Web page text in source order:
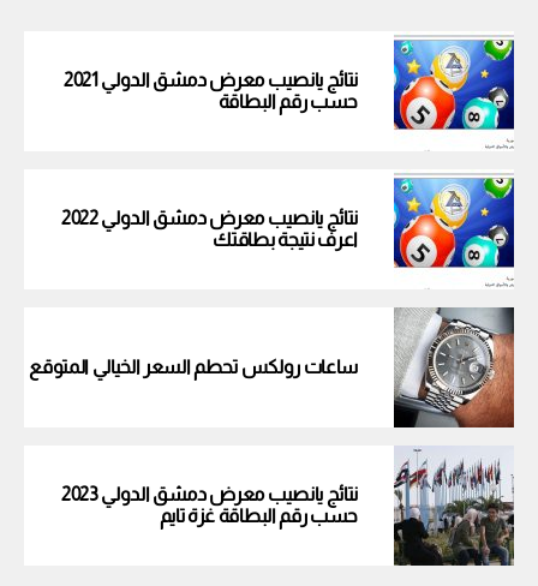
نتائج يانصيب معرض دمشق الدولي 2021
حسب رقم البطاقة
نتائج يانصيب معرض دمشق الدولي 2022
اعرف نتيجة بطاقتك
ساعات رولكس تحطم السعر الخيالي المتوقع
نتائج يانصيب معرض دمشق الدولي 2023
حسب رقم البطاقة غزة تايم